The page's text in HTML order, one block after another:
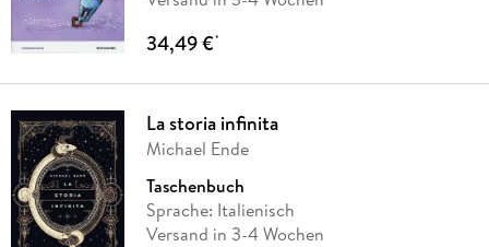
34,49 €*
La storia infinita
Michael Ende
Taschenbuch
Sprache: Italienisch
Versand in 3-4 Wochen